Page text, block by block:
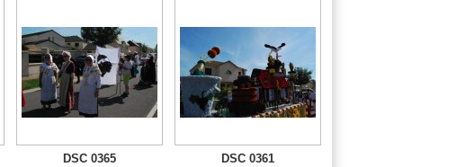
DSC 0365 DSC 0361